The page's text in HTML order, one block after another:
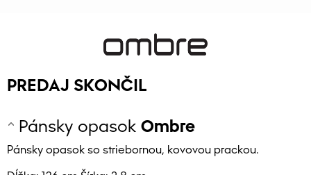
PREDAJ SKONČIL
Pánsky opasok Ombre
Pánsky opasok so striebornou, kovovou prackou.